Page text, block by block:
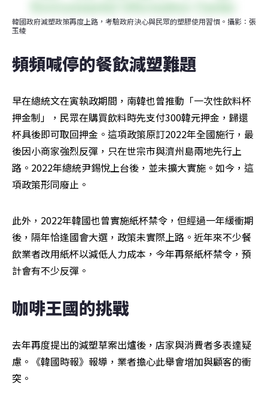
韓國政府減塑政策再度上路，考驗政府決心與民眾的塑膠使用習慣。攝影：張
玉綾
頻頻喊停的餐飲減塑難題
早在總統文在寅執政期間，南韓也曾推動「一次性飲料杯
押金制」，民眾在購買飲料時先支付300韓元押金，歸還
杯具後即可取回押金。這項政策原訂2022年全國施行，最
後因小商家強烈反彈，只在世宗市與濟州島兩地先行上
路。2022年總統尹錫悅上台後，並未擴大實施。如今，這
項政策形同廢止。
此外，2022年韓國也曾實施紙杯禁令，但經過一年緩衝期
後，隔年恰逢國會大選，政策未實際上路。近年來不少餐
飲業者改用紙杯以減低人力成本，今年再祭紙杯禁令，預
計會有不少反彈。
咖啡王國的挑戰
去年再度提出的減塑草案出爐後，店家與消費者多表達疑
慮。《韓國時報》報導，業者擔心此舉會增加與顧客的衝
突。